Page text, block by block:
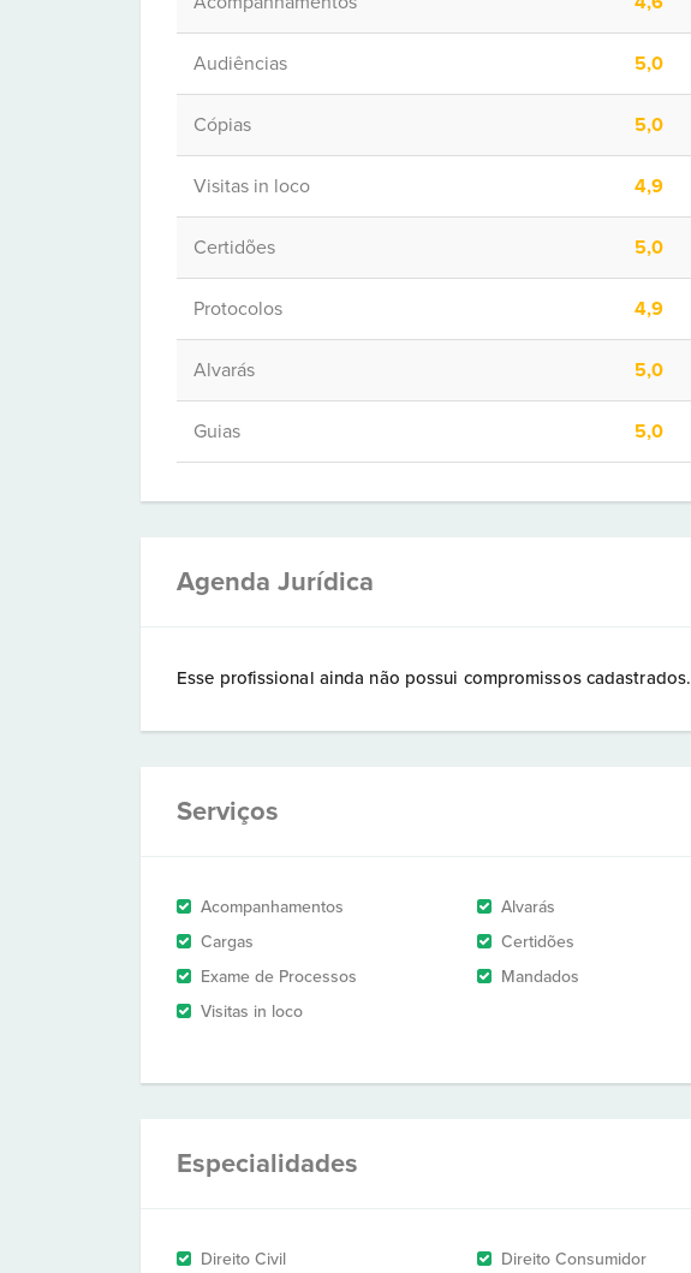
Audiências 5,0
Cópias 5,0
Visitas in loco 4,9
Certidões 5,0
Protocolos 4,9
Alvarás 5,0
Guias 5,0
Agenda Jurídica
Esse profissional ainda não possui compromissos cadastrados.
Serviços
Acompanhamentos Alvarás
Cargas
Certidões
Exame de Processos
Mandados
Visitas in loco
Especialidades
Direito Civil Direito Consumidor